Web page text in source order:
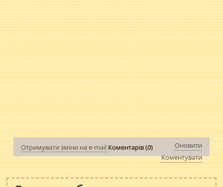
Отримувати зміни на e-mail Коментарів (0)
Оновити
Коментувати